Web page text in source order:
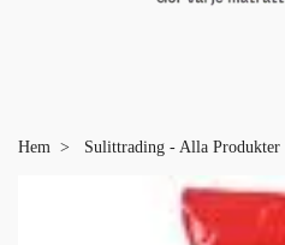
Hem Sulittrading - Alla Produkter